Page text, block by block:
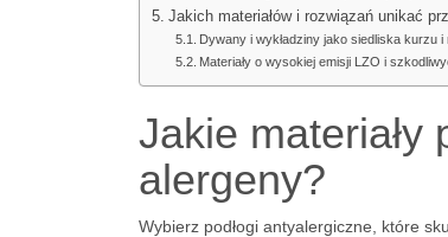
Jakich materiałów i rozwiązań unikać
Dywany i wykładziny jako siedliska kurzu
Materiały o wysokiej emisji LZO i
Jakie materiały
alergeny?
Wybierz podłogi antyalergiczne, które